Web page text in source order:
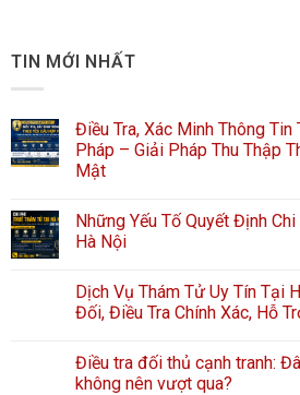
TIN MỚI NHẤT
Điều Tra, Xác Minh Thông Tin
Pháp – Giải Pháp Thu Thập
Mật
Những Yếu Tố Quyết Định
Hà Nội
Dịch Vụ Thám Tử Uy Tín Tại
Đối, Điều Tra Chính Xác, Hỗ
Điều tra đối thủ cạnh tranh:
không nên vượt qua?